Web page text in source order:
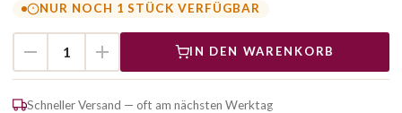
NUR NOCH 1 STÜCK VERFÜGBAR
IN DEN WARENKORB
Schneller Versand — oft am nächsten Werktag